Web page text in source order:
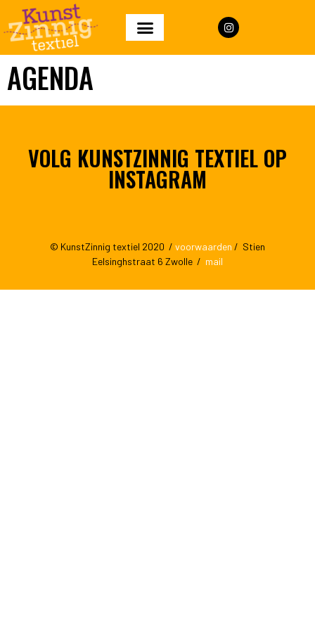
AGENDA
VOLG KUNSTZINNIG TEXTIEL OP
INSTAGRAM
© KunstZinnig textiel 2020 / voorwaarden / Stien
Eelsinghstraat 6 Zwolle / mail